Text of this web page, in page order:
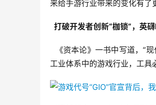
来给手游行业带来的变化有了
打破开发者创新“枷锁”，英
《资本论》一书中写道，“
工业体系中的游戏行业，工具